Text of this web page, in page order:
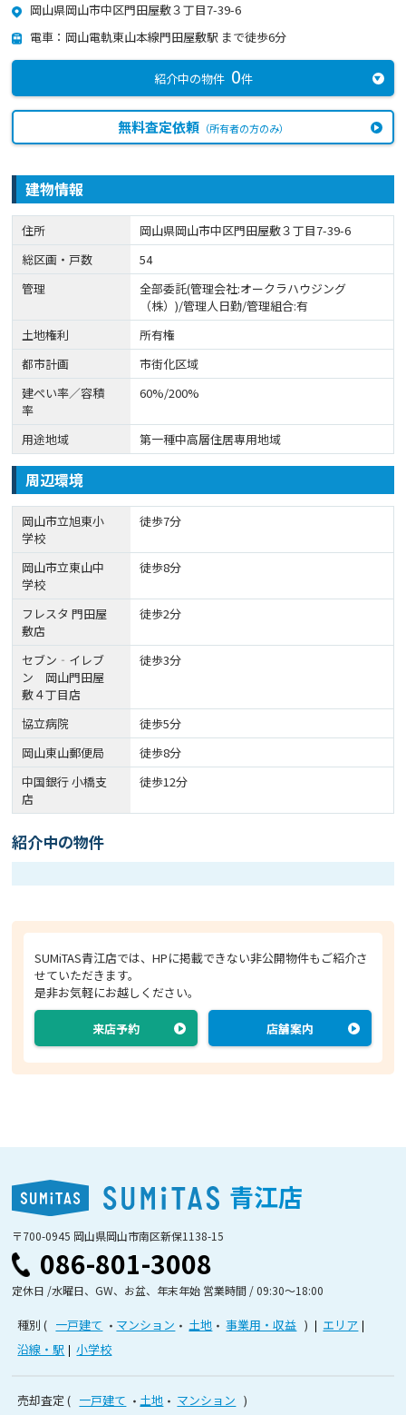
岡山県岡山市中区門田屋敷３丁目7-39-6
電車：岡山電軌東山本線門田屋敷駅 まで徒歩6分
紹介中の物件 0件
無料査定依頼（所有者の方のみ）
建物情報
住所
岡山県岡山市中区門田屋敷３丁目7-39-6
総区画・戸数
54
管理
全部委託(管理会社:オークラハウジング
（株）)/管理人日勤/管理組合:有
土地権利
所有権
都市計画
市街化区域
建ぺい率／容積
率
60%/200%
用途地域 第一種中高層住居専用地域
周辺環境
岡山市立旭東小
学校
徒歩7分
岡山市立東山中
学校
徒歩8分
フレスタ 門田屋
敷店
徒歩2分
セブン‐イレブ
ン 岡山門田屋
敷４丁目店
徒歩3分
協立病院
徒歩5分
岡山東山郵便局
徒歩8分
中国銀行 小橋支
店
徒歩12分
紹介中の物件
SUMiTAS青江店では、HPに掲載できない非公開物件もご紹介さ
せていただきます。
是非お気軽にお越しください。
来店予約 店舗案内
青江店
〒700-0945 岡山県岡山市南区新保1138-15
086-801-3008
定休日 /水曜日、GW、お盆、年末年始 営業時間 / 09:30〜18:00
種別 一戸建て マンション 土地 事業用・収益
エリア
沿線・駅
小学校
売却査定 一戸建て 土地 マンション